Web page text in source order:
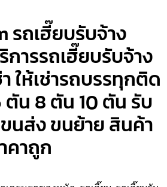
รถเฮี๊ยบรับจ้าง
ารรถเฮี๊ยบรับจ้าง
ให้เช่ารถบรรทุกติด
ตัน 8 ตัน 10 ตัน รับ
นส่ง ขนย้าย สินค้า
คาถูก